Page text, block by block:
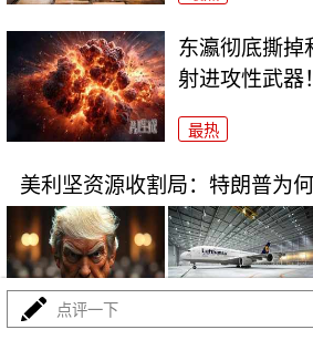
东瀛彻底撕掉
射进攻性武器！
最热
美利坚资源收割局：特朗普为
点评一下